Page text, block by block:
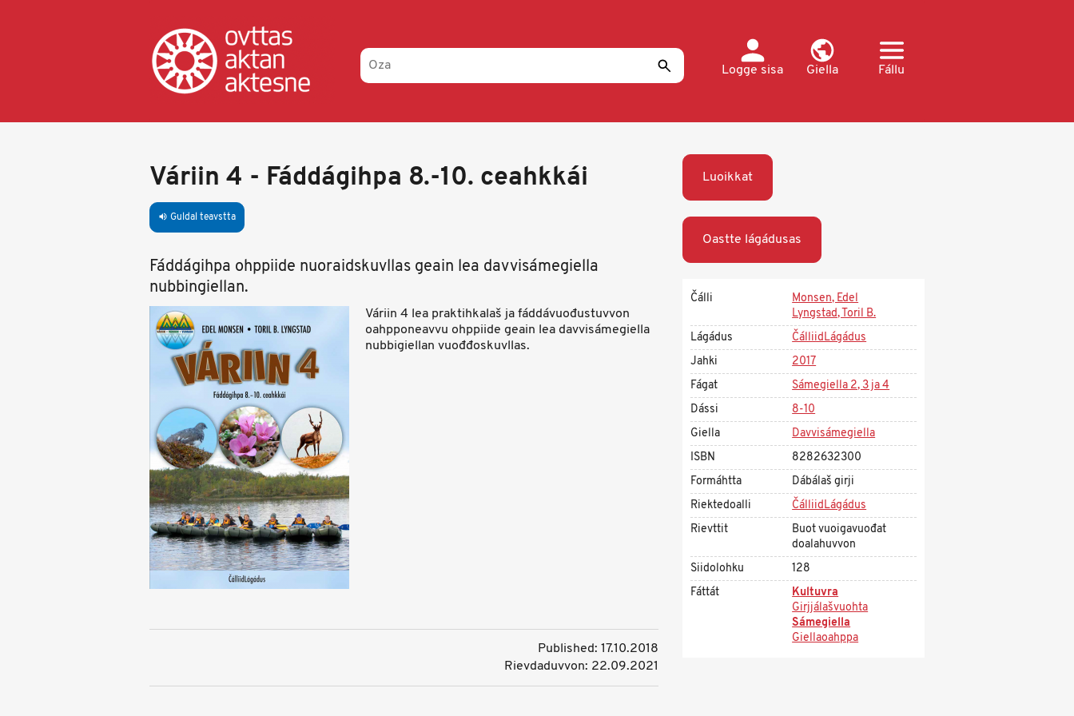
Logge sisa
Giella Fállu
Váriin 4 - Fáddágihpa 8.-10. ceahkkái
volume_up Guldal teavstta
Fáddágihpa ohppiide nuoraidskuvllas geain lea davvisámegiella
nubbingiellan.
Váriin 4 lea praktihkalaš ja fáddávuođustuvvon
oahpponeavvu ohppiide geain lea davvisámegiella
nubbigiellan vuođđoskuvllas.
Published: 17.10.2018
Rievdaduvvon: 22.09.2021
Luoikkat
Oastte lágádusas
Čálli
Monsen, Edel
Lyngstad, Toril B.
Lágádus
ČálliidLágádus
Jahki
2017
Fágat
Sámegiella 2, 3 ja 4
Dássi
8-10
Giella
Davvisámegiella
ISBN
8282632300
Formáhtta
Dábálaš girji
Riektedoalli
ČálliidLágádus
Rievttit
Buot vuoigavuođat
doalahuvvon
Siidolohku
128
Fáttát
Kultuvra
Girjjálašvuohta
Sámegiella
Giellaoahppa